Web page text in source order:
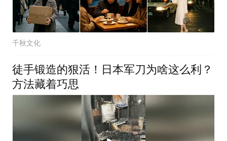
千秋文化
徒手锻造的狠活！日本军刀为啥这么利？
方法藏着巧思